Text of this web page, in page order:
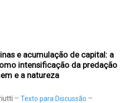
e acumulação de capital: a
intensificação da predação
e a natureza
Texto para Discussão